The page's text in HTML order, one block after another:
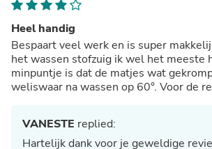
Heel handig
Bespaart veel werk en is super
het wassen stofzuig ik wel het meeste
minpuntje is dat de matjes wat
weliswaar na wassen op 60°. Voor de
VANESTE replied:
Hartelijk dank voor je geweldige